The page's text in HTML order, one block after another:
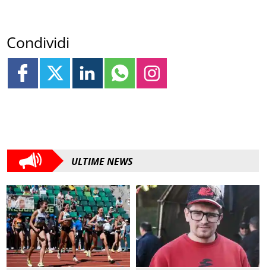
Condividi
ULTIME NEWS